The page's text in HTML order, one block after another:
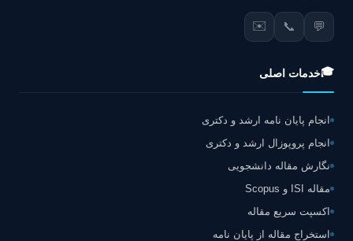
💬
📞
✉️
🎓خدمات اصلی
انجام پایان نامه ارشد و دکتری
انجام پروپوزال ارشد و دکتری
نگارش مقاله دانشجویی
مقاله ISI و Scopus
اکسپت سریع مقاله
استخراج مقاله از پایان نامه